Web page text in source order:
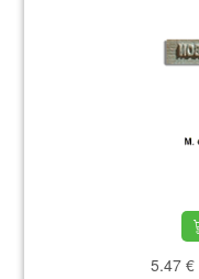
5.47 €